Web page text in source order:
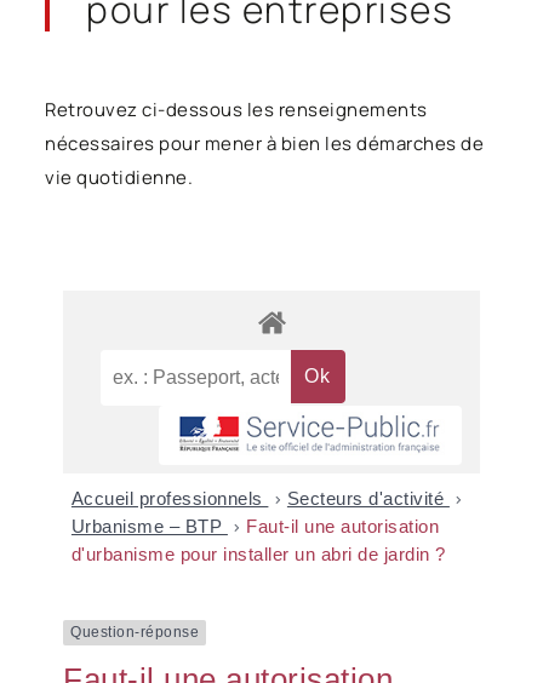
Retrouvez ci-dessous les renseignements
nécessaires pour mener à bien les démarches de
vie quotidienne.
Accueil professionnels > Secteurs d'activité >
Urbanisme – BTP > Faut-il une autorisation
d'urbanisme pour installer un abri de jardin ?
Question-réponse